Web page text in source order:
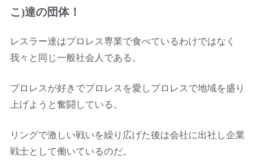
こ)達の団体！
レスラー達はプロレス専業で食べているわけではなく
我々と同じ一般社会人である。
プロレスが好きでプロレスを愛しプロレスで地域を盛り
上げようと奮闘している。
リングで激しい戦いを繰り広げた後は会社に出社し企業
戦士として働いているのだ。